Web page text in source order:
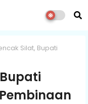
Silat, Bupati